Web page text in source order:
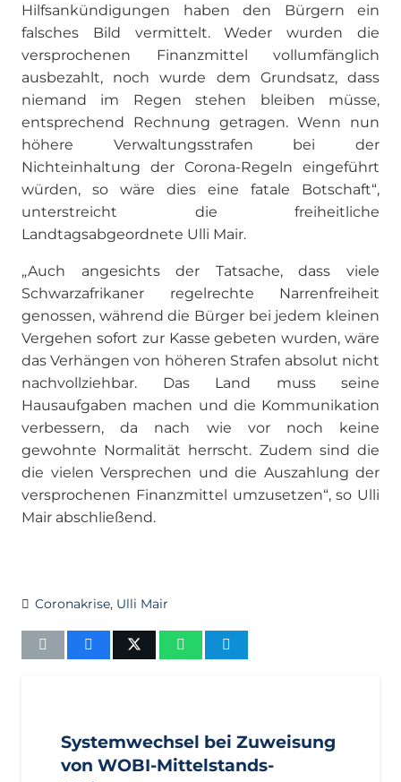
Hilfsankündigungen haben den Bürgern ein
falsches Bild vermittelt. Weder wurden die
versprochenen Finanzmittel vollumfänglich
ausbezahlt, noch wurde dem Grundsatz, dass
niemand im Regen stehen bleiben müsse,
entsprechend Rechnung getragen. Wenn nun
höhere Verwaltungsstrafen bei der
Nichteinhaltung der Corona-Regeln eingeführt
würden, so wäre dies eine fatale Botschaft“,
unterstreicht die freiheitliche
Landtagsabgeordnete Ulli Mair.
„Auch angesichts der Tatsache, dass viele
Schwarzafrikaner regelrechte Narrenfreiheit
genossen, während die Bürger bei jedem kleinen
Vergehen sofort zur Kasse gebeten wurden, wäre
das Verhängen von höheren Strafen absolut nicht
nachvollziehbar. Das Land muss seine
Hausaufgaben machen und die Kommunikation
verbessern, da nach wie vor noch keine
gewohnte Normalität herrscht. Zudem sind die
die vielen Versprechen und die Auszahlung der
versprochenen Finanzmittel umzusetzen“, so Ulli
Mair abschließend.
Coronakrise, Ulli Mair
Systemwechsel bei Zuweisung
von WOBI-Mittelstands-